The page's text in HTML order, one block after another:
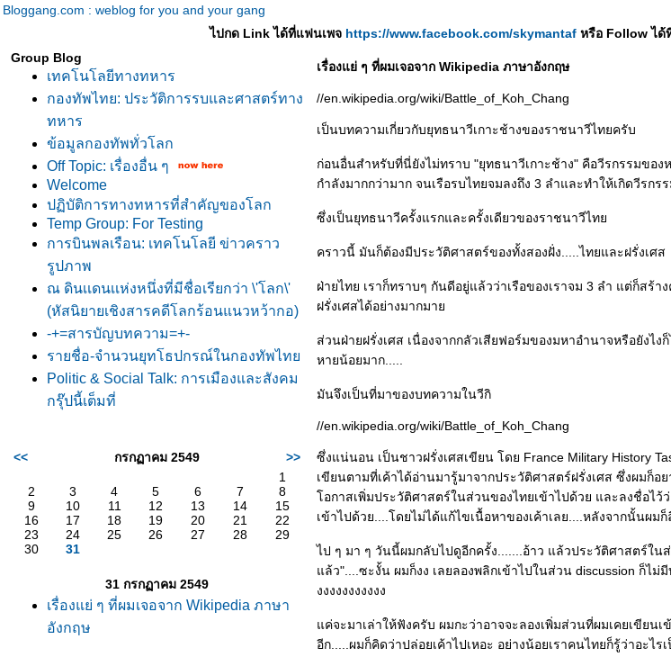
Bloggang.com : weblog for you and your gang
ไปกด Link ได้ที่แฟนเพจ https://www.facebook.com/skymantafหรือ Follow ได้
Group Blog
เทคโนโลยีทางทหาร
กองทัพไทย: ประวัติการรบและศาสตร์ทาง
ทหาร
ข้อมูลกองทัพทั่วโลก
Off Topic: เรื่องอื่น ๆ
Welcome
ปฏิบัติการทางทหารที่สำคัญของโลก
Temp Group: For Testing
การบินพลเรือน: เทคโนโลยี ข่าวคราว
รูปภาพ
ณ ดินเเดนเเห่งหนึ่งที่มีชื่อเรียกว่า \'โลก\'
(หัสนิยายเชิงสารคดีโลกร้อนแนวหว้ากอ)
-+=สารบัญบทความ=+-
รายชื่อ-จำนวนยุทโธปกรณ์ในกองทัพไท
Politic & Social Talk: การเมืองและสังคม
กรุ๊ปนี้เต็มที่
<< กรกฏาคม 2549
>>
1
2
3 4 5 6 7
8
9
10 11 12 13 14
15
16
17 18 19 20 21
22
23
24 25 26 27 28
29
30
31
31 กรกฏาคม 2549
เรื่องแย่ ๆ ที่ผมเจอจาก Wikipedia ภาษา
อังกฤษ
เรื่องแย่ ๆ ที่ผมเจอจาก Wikipedia ภาษาอังกฤษ
//en.wikipedia.org/wiki/Battle_of_Koh_Chang
เป็นบทความเกี่ยวกับยุทธนาวีเกาะช้างของราชนาวีไทยครับ
ก่อนอื่นสำหรับที่นี่ยังไม่ทราบ "ยุทธนาวีเกาะช้าง" คือวีรกรรมของ
กำลังมากกว่ามาก จนเรือรบไทยจมลงถึง 3 ลำและทำให้เกิดวีรก
ซึ่งเป็นยุทธนาวีครั้งแรกและครั้งเดียวของราชนาวีไท
คราวนี้ มันก็ต้องมีประวัติศาสตร์ของทั้งสองฝั่ง.....ไทยและฝรั่งเศส
ฝ่ายไทย เราก็ทราบๆ กันดีอยู่แล้วว่าเรือของเราจม 3 ลำ แต่ก็สร้า
ฝรั่งเศสได้อย่างมากมา
ส่วนฝ่ายฝรั่งเศส เนื่องจากกลัวเสียฟอร์มของมหาอำนาจหรือยังไง
หายน้อยมาก.....
มันจึงเป็นที่มาของบทความในวีกิ
//en.wikipedia.org/wiki/Battle_of_Koh_Chang
ซึ่งแน่นอน เป็นชาวฝรั่งเศสเขียน โดย France Military History
เขียนตามที่เค้าได้อ่านมารู้มาจากประวัติศาสตร์ฝรั่งเศส ซึ่งผมก็อ
อกาสเพิ่มประวัติศาสตร์ในส่วนของไทยเข้าไปด้วย และลงชื่อไ
เข้าไปด้วย....โดยไม่ได้แก้ไขเนื้อหาของเค้าเลย....หลังจากนั้นผ
ไป ๆ มา ๆ วันนี้ผมกลับไปดูอีกครั้ง.......อ้าว แล้วประวัติศาสตร์ใ
ล้ว"....ซะงั้น ผมก็งง เลยลองพลิกเข้าไปในส่วน discussion ก็ไม่มี
งงงงงงงงงงง
ค่จะมาเล่าให้ฟังครับ ผมกะว่าอาจจะลองเพิ่มส่วนที่ผมเคยเขียน
อีก.....ผมก็คิดว่าปล่อยเค้าไปเหอะ อย่างน้อยเราคนไทยก็รู้ว่าอะไร